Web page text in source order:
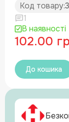
Код товару:
1
В наявності
102.00
До кошика